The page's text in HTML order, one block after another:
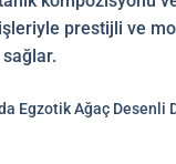
Egzotik Ağaç Desenli